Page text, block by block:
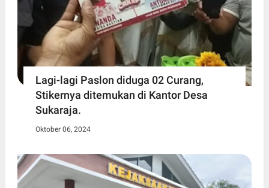
Lagi-lagi Paslon diduga 02 Curang,
Stikernya ditemukan di Kantor Desa
Sukaraja.
Oktober 06, 2024